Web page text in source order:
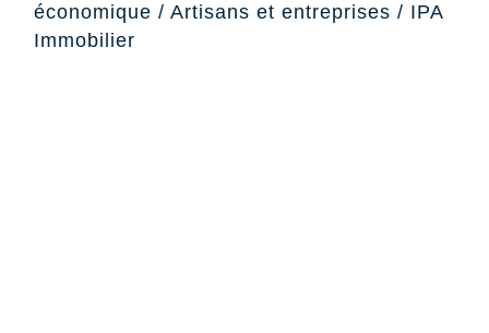
économique / Artisans et entreprises / IPA
Immobilier